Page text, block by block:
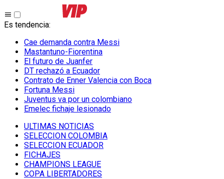
Es tendencia:
Cae demanda contra Messi
Mastantuno-Fiorentina
El futuro de Juanfer
DT rechazó a Ecuador
Contrato de Enner Valencia con Boca
Fortuna Messi
Juventus va por un colombiano
Emelec fichaje lesionado
ULTIMAS NOTICIAS
SELECCION COLOMBIA
SELECCION ECUADOR
FICHAJES
CHAMPIONS LEAGUE
COPA LIBERTADORES